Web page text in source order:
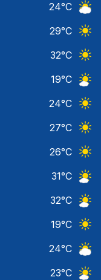
24°C
29°C
32°C
19°C
24°C
27°C
26°C
31°C
32°C
19°C
24°C
23°C